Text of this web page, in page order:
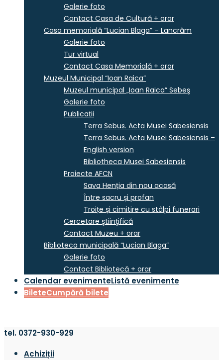
Galerie foto
Contact Casa de Cultură + orar
Casa memorială “Lucian Blaga” – Lancrăm
Galerie foto
Tur virtual
Contact Casa Memorială + orar
Muzeul Municipal “Ioan Raica”
Muzeul municipal „Ioan Raica” Sebeş
Galerie foto
Publicații
Terra Sebus. Acta Musei Sabesiensis
Terra Sebus. Acta Musei Sabesiensis –
English version
Bibliotheca Musei Sabesiensis
Proiecte AFCN
Sava Henția din nou acasă
Între sacru și profan
Troițe și cimitire cu stâlpi funerari
Cercetare ştiinţifică
Contact Muzeu + orar
Biblioteca municipală “Lucian Blaga”
Galerie foto
Contact Bibliotecă + orar
Calendar evenimenteListă evenimente
BileteCumpără bilete
tel. 0372-930-929
Achiziții